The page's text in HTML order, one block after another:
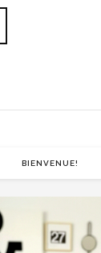
BIENVENUE!